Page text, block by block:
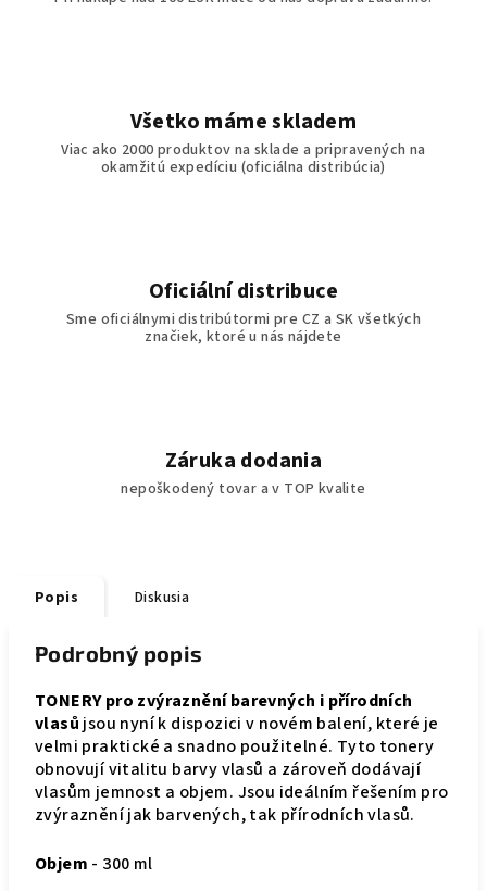
Všetko máme skladem
Viac ako 2000 produktov na sklade a pripravených na
okamžitú expedíciu (oficiálna distribúcia)
Oficiální distribuce
Sme oficiálnymi distribútormi pre CZ a SK všetkých
značiek, ktoré u nás nájdete
Záruka dodania
nepoškodený tovar a v TOP kvalite
Popis Diskusia
Podrobný popis
TONERY pro zvýraznění barevných i přírodních
vlasů jsou nyní k dispozici v novém balení, které je
velmi praktické a snadno použitelné. Tyto tonery
obnovují vitalitu barvy vlasů a zároveň dodávají
vlasům jemnost a objem. Jsou ideálním řešením pro
zvýraznění jak barvených, tak přírodních vlasů.
Objem - 300 ml